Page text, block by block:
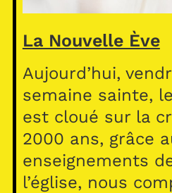
La Nouvelle Ève
Aujourd’hui,
semaine sainte,
est cloué sur la
2000 ans, grâce
enseignements
l’église, nous